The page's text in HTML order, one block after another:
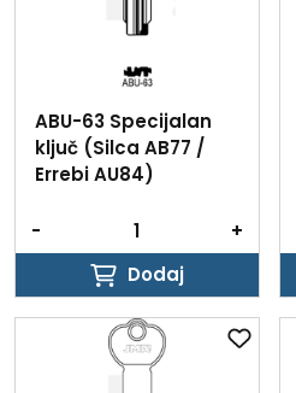
ABU-63 Specijalan
ključ (Silca AB77 /
Errebi AU84)
-
+
Dodaj
Dodaj